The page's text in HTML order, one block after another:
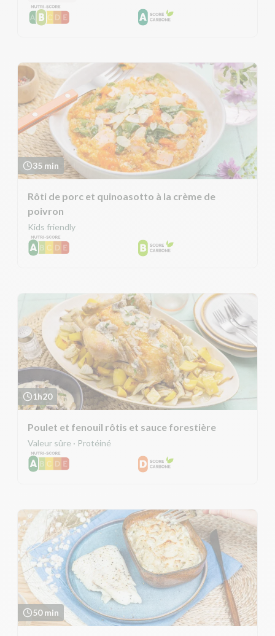
35 min
Rôti de porc et quinoasotto à la crème de
poivron
Kids friendly
1h20
Poulet et fenouil rôtis et sauce forestière
Valeur sûre · Protéiné
50 min